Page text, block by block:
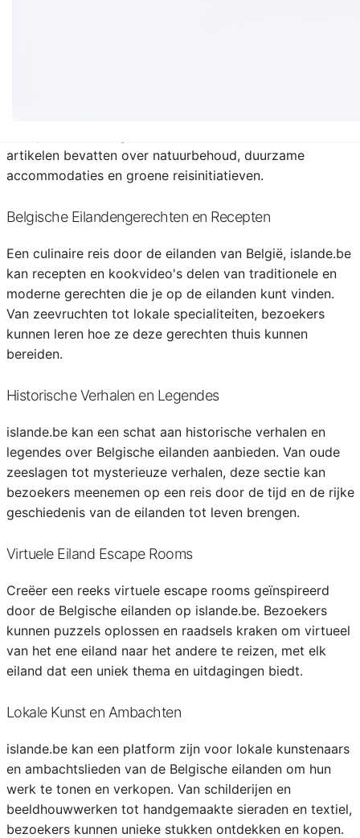
artikelen bevatten over natuurbehoud, duurzame
accommodaties en groene reisinitiatieven.
Belgische Eilandengerechten en Recepten
Een culinaire reis door de eilanden van België, islande.be
kan recepten en kookvideo's delen van traditionele en
moderne gerechten die je op de eilanden kunt vinden.
Van zeevruchten tot lokale specialiteiten, bezoekers
kunnen leren hoe ze deze gerechten thuis kunnen
bereiden.
Historische Verhalen en Legendes
islande.be kan een schat aan historische verhalen en
legendes over Belgische eilanden aanbieden. Van oude
zeeslagen tot mysterieuze verhalen, deze sectie kan
bezoekers meenemen op een reis door de tijd en de rijke
geschiedenis van de eilanden tot leven brengen.
Virtuele Eiland Escape Rooms
Creëer een reeks virtuele escape rooms geïnspireerd
door de Belgische eilanden op islande.be. Bezoekers
kunnen puzzels oplossen en raadsels kraken om virtueel
van het ene eiland naar het andere te reizen, met elk
eiland dat een uniek thema en uitdagingen biedt.
Lokale Kunst en Ambachten
islande.be kan een platform zijn voor lokale kunstenaars
en ambachtslieden van de Belgische eilanden om hun
werk te tonen en verkopen. Van schilderijen en
beeldhouwwerken tot handgemaakte sieraden en textiel,
bezoekers kunnen unieke stukken ontdekken en kopen.